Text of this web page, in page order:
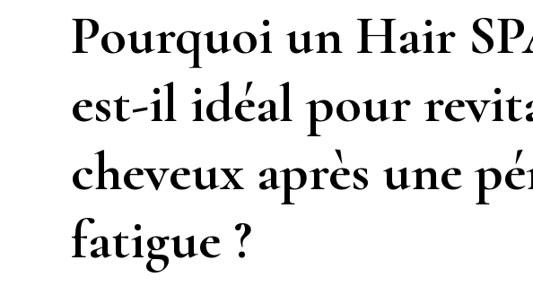
Pourquoi un Hair
est-il idéal pour
cheveux après une
fatigue ?